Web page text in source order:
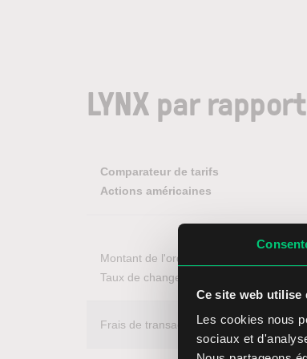
Ce site web utilise
Les cookies nous
sociaux et
LYNX par
Comparateur de tarifs
Actions américaines
Montant de l'ordre 10.000 USD* -
Taux de change EUR/USD 1,00
Frais de transaction